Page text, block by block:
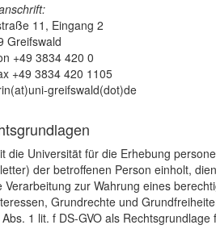
11, Eingang 2
Greifswald
+49 3834 420 0
+49 3834 420 1105
greifswald(dot)de
die Universität für die Erhebung
der betroffenen Person einholt,
Verarbeitung zur Wahrung eines
Grundrechte und
1 lit. f DS-GVO als